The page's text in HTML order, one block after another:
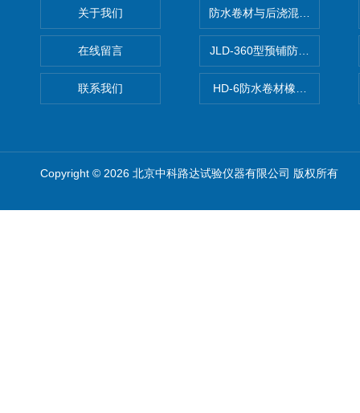
关于我们
在线留言
联系我们
防水卷材与后浇混凝土剥离强
JLD-360型预铺防水卷材抗冲
HD-6防水卷材橡胶测厚仪
Copyright © 2026 北京中科路达试验仪器有限公司 版权所有